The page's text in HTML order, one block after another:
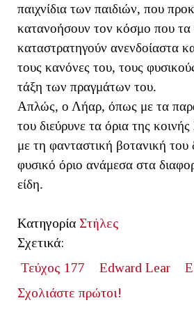
παιχνίδια των παιδιών, που
κατανοήσουν τον κόσμο που τα
καταστρατηγούν ανενδοίαστα
τους κανόνες του, τους
τάξη των πραγμάτων του.
Απλώς, ο Λήαρ, όπως με τα
του διεύρυνε τα όρια της κοινής
με τη φανταστική βοτανική του
φυσικό όριο ανάμεσα στα
είδη.
Κατηγορία Στήλες
Σχετικά:
Τεύχος 177
Edward Lear
Σχολιάστε πρώτοι!